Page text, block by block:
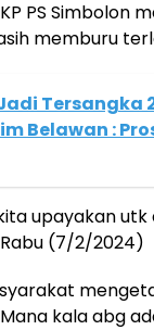
PS Simbolon
memburu
Tersangka
Belawan :
upayakan
(7/2/2024)
kala abg